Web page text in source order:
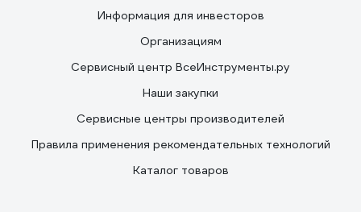
Информация для инвесторов
Организациям
Сервисный центр ВсеИнструменты.ру
Наши закупки
Сервисные центры производителей
Правила применения рекомендательных технологий
Каталог товаров